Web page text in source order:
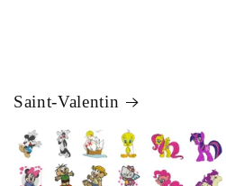
Saint-Valentin